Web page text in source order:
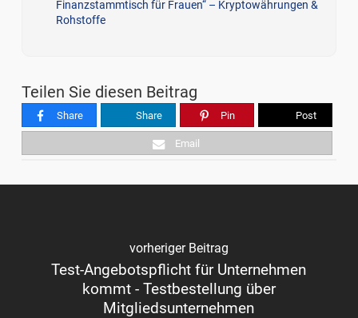
Finanzstammtisch für Frauen“ – Kryptowährungen &
Rohstoffe
Teilen Sie diesen Beitrag
Share Share Pin Post
Email
vorheriger Beitrag
Test-Angebotspflicht für Unternehmen
kommt - Testbestellung über
Mitgliedsunternehmen